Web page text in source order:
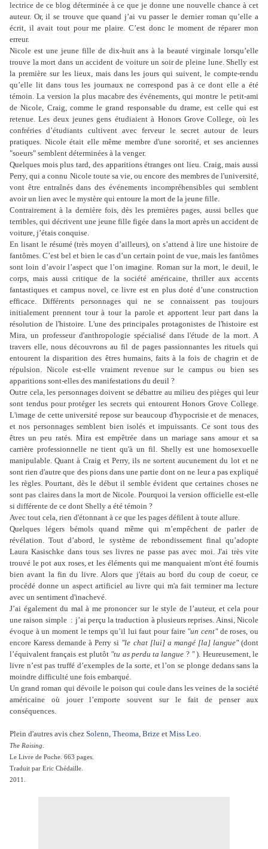
lectrice de ce blog déterminée à ce que je donne une nouvelle chance à cet
auteur. Or, il se trouve que quand j’ai vu passer le dernier roman qu’elle a
écrit, il avait tout pour me plaire. C’est donc le moment de réparer mon
erreur.
Nicole est une jeune fille de dix-huit ans à la beauté virginale lorsqu’elle
trouve la mort dans un accident de voiture un soir de pleine lune. Shelly est
la première sur les lieux, mais dans les jours qui suivent, le compte-rendu
qu’elle lit dans tous les journaux ne correspond pas à ce dont elle a été
témoin. La version la plus macabre des événements, qui montre le petit-ami
de Nicole, Craig, comme le grand responsable du drame, est celle qui est
retenue. Les deux jeunes gens étudiaient à Honors Grove College, où les
confréries d’étudiants cultivent avec ferveur le secret autour de leurs
pratiques. Nicole était elle même membre d'une sororité, et ses anciennes
"soeurs" semblent déterminées à la venger.
Quelques mois plus tard, des apparitions étranges ont lieu. Craig, mais aussi
Perry, qui a connu Nicole toute sa vie, ou encore des membres de l'université,
vont être entraînés dans des événements incompréhensibles qui semblent
avoir un lien avec le mystère qui entoure la mort de la jeune fille.
Contrairement à la dernière fois, dès les premières pages, aussi belles que
terribles, qui décrivent une jeune fille figée dans la mort après un accident de
voiture, j’étais conquise.
En lisant le résumé (très moyen d’ailleurs), on s’attend à lire une histoire de
fantômes. C’est bel et bien le cas d’un certain point de vue, mais les fantômes
sont loin d’avoir l’aspect que l’on imagine. Roman sur la mort, le deuil, le
corps, mais aussi critique de la société américaine, thriller aux accents
fantastiques et campus novel, ce livre est en plus doté d’une construction
efficace. Différents personnages qui ne se connaissent pas toujours
initialement prennent tour à tour la parole et apportent leur part dans la
résolution de l'histoire. L'une des principales protagonistes de l'histoire est
Mira, un professeur d'anthropologie spécialisé dans l'étude de la mort. A
travers elle, nous découvrons au fil de pages passionnantes les rituels qui
entourent la disparition des êtres humains, faits à la fois de chagrin et de
répulsion. Nicole est-elle vraiment revenue sur le campus ou bien ses
apparitions sont-elles des manifestations du deuil ?
Outre cela, les personnages doivent se débattre au milieu des pièges qui leur
sont tendus pour protéger les secrets qui entourent Honors Grove College.
L'image de cette université repose sur beaucoup d'hypocrisie et de menaces,
et nos personnages semblent bien isolés et impuissants. Ce sont tous des
êtres un peu ratés. Mira est empêtrée dans un mariage sans amour et sa
carrière professionnelle ne tient qu'à un fil. Shelly est une homosexuelle
manipulable. Quant à Craig et Perry, ils ne sortent aucunement du lot et ne
sont rien d'autre que des pions dans une partie dont on ne leur a pas expliqué
les règles. Pourtant, dès le début il semble évident que certaines choses ne
sont pas claires dans la mort de Nicole. Pourquoi la version officielle est-elle
si différente de ce dont Shelly a été témoin ?
Avec tout cela, rien d'étonnant à ce que les pages défilent à toute allure.
Quelques légers bémols quand même qui m’empêchent de parler de
révélation. Tout d’abord, le système de rebondissement final qu’adopte
Laura Kasischke dans tous ses livres ne passe pas avec moi. J'ai très vite
trouvé le pot aux roses, et les éléments qui me manquaient m'ont été fournis
bien avant la fin du livre. Alors que j'étais au bord du coup de coeur, ce
procédé donne un aspect artificiel au livre qui m'a fait terminer ma lecture
avec un sentiment d'inachevé.
J’ai également du mal à me prononcer sur le style de l’auteur, et cela pour
une raison simple : j’ai perçu la traduction à plusieurs reprises. Ainsi, Nicole
évoque à un moment le temps qu’il lui faut pour faire "un cent"de roses, ou
encore Karess demande à Perry si "le chat [lui] a mangé [la] langue"(dont
l’équivalent français est plutôt "tu as perdu ta langue ? "). Heureusement, le
livre n’est pas truffé d’exemples de la sorte, et l’on se plonge dedans sans la
moindre difficulté une fois embarqué.
Un grand roman qui dévoile le poison qui coule dans les veines de la société
américaine où jouer l’emporte souvent sur le fait de penser aux
conséquences.
Plein d'autres avis chez Solenn, Theoma, Brize et Miss Leo.
The Raising
Le Livre de Poche. 663 pages.
Traduit par Eric Chédaille.
2011.